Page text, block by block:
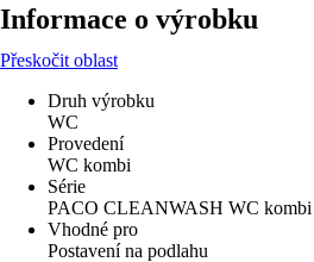
Informace o výrobku
Přeskočit oblast
Druh výrobku
WC
Provedení
WC kombi
Série
PACO CLEANWASH WC kombi
Vhodné pro
Postavení na podlahu